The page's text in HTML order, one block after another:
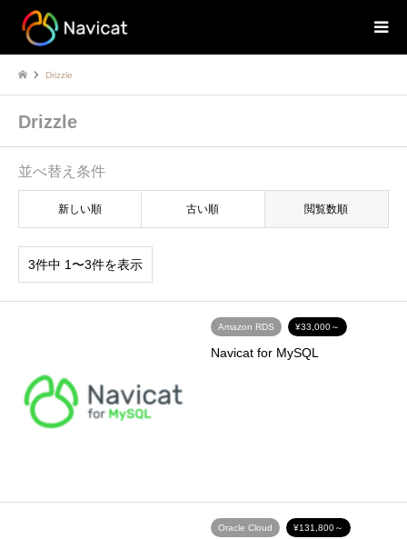
Drizzle
Drizzle
並べ替え条件
新しい順 古い順 閲覧数順
3件中 1〜3件を表示
Amazon RDS ¥33,000～
Navicat for MySQL
Oracle Cloud ¥131,800～